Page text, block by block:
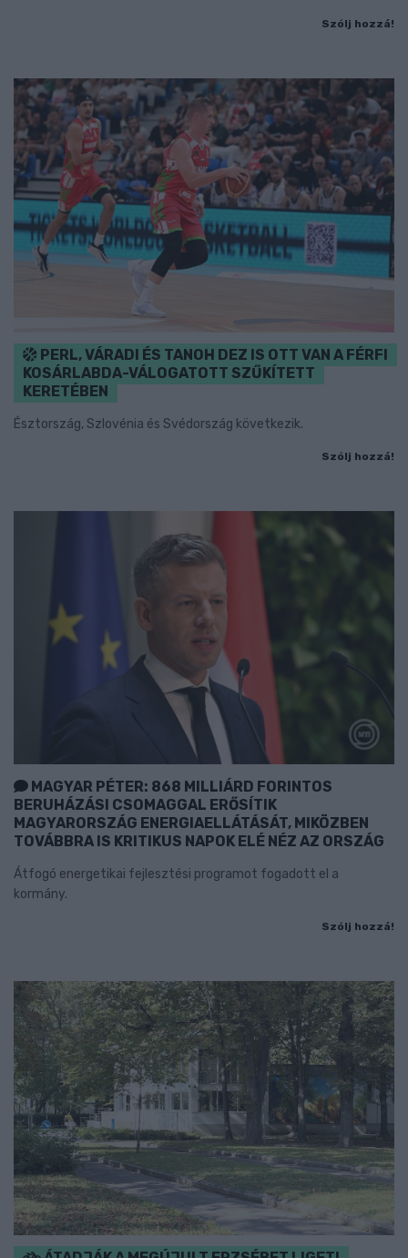
Szólj hozzá!
PERL, VÁRADI ÉS TANOH DEZ IS OTT VAN A FÉRFI
KOSÁRLABDA-VÁLOGATOTT SZŰKÍTETT
KERETÉBEN
Észtország, Szlovénia és Svédország következik.
Szólj hozzá!
MAGYAR PÉTER: 868 MILLIÁRD FORINTOS
BERUHÁZÁSI CSOMAGGAL ERŐSÍTIK
MAGYARORSZÁG ENERGIAELLÁTÁSÁT, MIKÖZBEN
TOVÁBBRA IS KRITIKUS NAPOK ELÉ NÉZ AZ ORSZÁG
Átfogó energetikai fejlesztési programot fogadott el a
kormány.
Szólj hozzá!